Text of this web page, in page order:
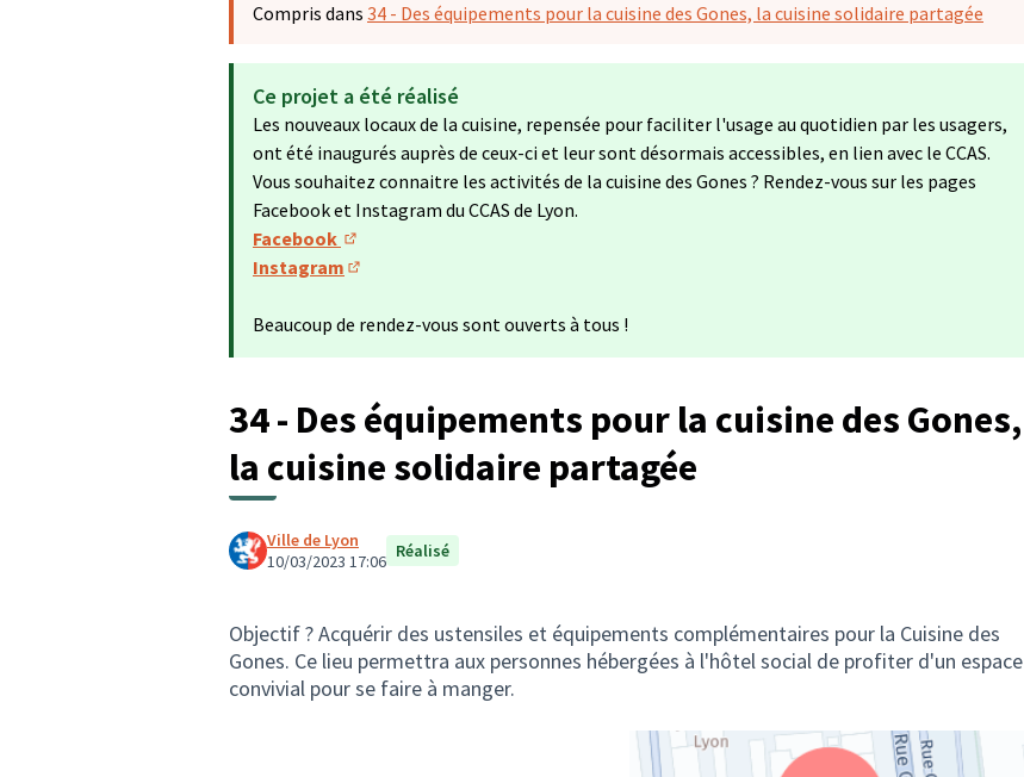
Compris dans 34 - Des équipements pour la cuisine des Gones, la cuisine solidaire partagée
Ce projet a été réalisé
Les nouveaux locaux de la cuisine, repensée pour faciliter l'usage au quotidien par les usagers,
ont été inaugurés auprès de ceux-ci et leur sont désormais accessibles, en lien avec le CCAS.
Vous souhaitez connaitre les activités de la cuisine des Gones ? Rendez-vous sur les pages
Facebook et Instagram du CCAS de Lyon.
Facebook
(Lien externe)
Instagram
Beaucoup de rendez-vous sont ouverts à tous !
34 - Des équipements pour la cuisine des Gones,
la cuisine solidaire partagée
Ville de Lyon
10/03/2023 17:06 Réalisé
Objectif ? Acquérir des ustensiles et équipements complémentaires pour la Cuisine des
Gones. Ce lieu permettra aux personnes hébergées à l'hôtel social de profiter d'un espace
convivial pour se faire à manger.